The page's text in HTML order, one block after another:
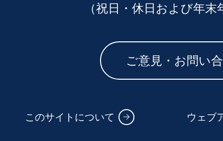
（祝日・休日および年
ご意見・お問い
このサイトについて ウェブ